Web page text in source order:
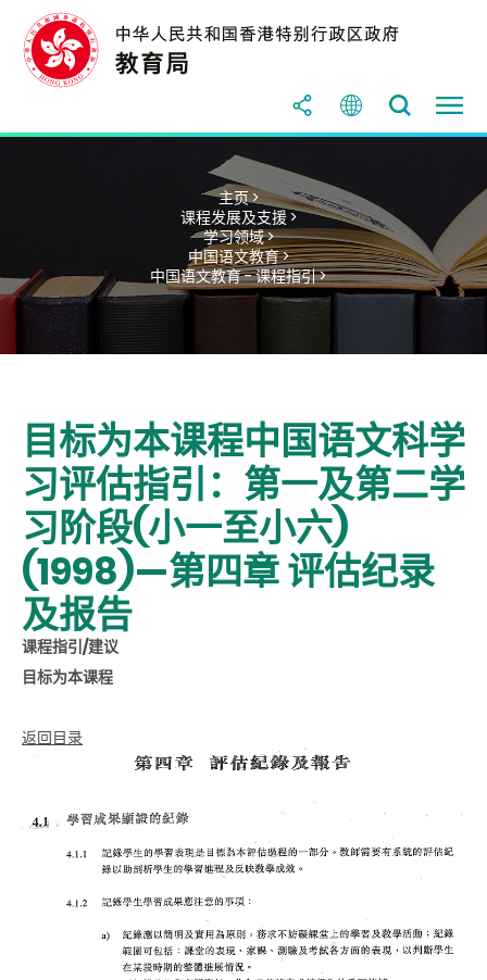
主页 >
课程发展及支援 >
学习领域 >
中国语文教育 >
中国语文教育 - 课程指引 >
目标为本课程中国语文科学
习评估指引：第一及第二学
习阶段(小一至小六)
(1998)—第四章 评估纪录
及报告
课程指引/建议
目标为本课程
返回目录